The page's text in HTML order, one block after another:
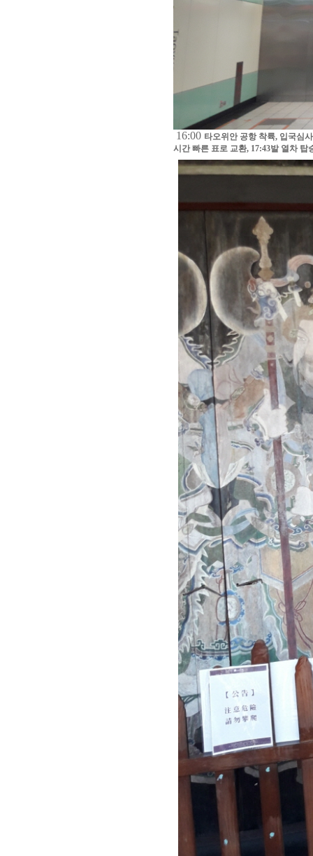
16:00 타오위안 공항 착륙, 입국심사
시간 빠른 표로 교환, 17:43발 열차 탑